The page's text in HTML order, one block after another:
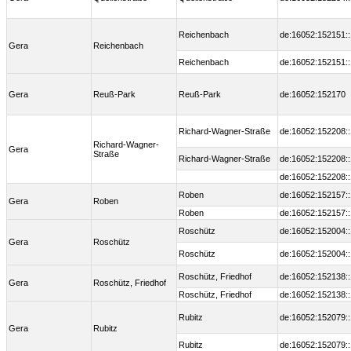
Gera Reichenbach
Reichenbach
Reichenbach
Gera Reuß-Park Reuß-Park de:16052:152170
Gera
Richard-Wagner-
Straße
Richard-Wagner-Straße
Richard-Wagner-Straße
Gera Roben
Roben
Roben
Gera Roschütz
Roschütz
Roschütz
Gera Roschütz, Friedhof
Roschütz, Friedhof
Roschütz, Friedhof
Gera Rubitz
Rubitz
Rubitz